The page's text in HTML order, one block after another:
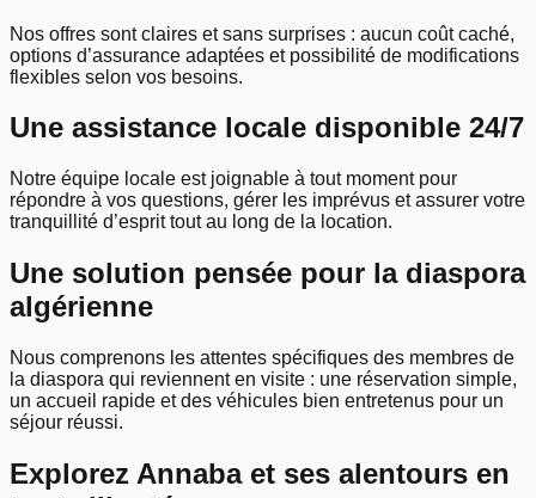
Nos offres sont claires et sans surprises : aucun coût caché,
options d’assurance adaptées et possibilité de modifications
flexibles selon vos besoins.
Une assistance locale disponible 24/7
Notre équipe locale est joignable à tout moment pour
répondre à vos questions, gérer les imprévus et assurer votre
tranquillité d’esprit tout au long de la location.
Une solution pensée pour la diaspora
algérienne
Nous comprenons les attentes spécifiques des membres de
la diaspora qui reviennent en visite : une réservation simple,
un accueil rapide et des véhicules bien entretenus pour un
séjour réussi.
Explorez Annaba et ses alentours en